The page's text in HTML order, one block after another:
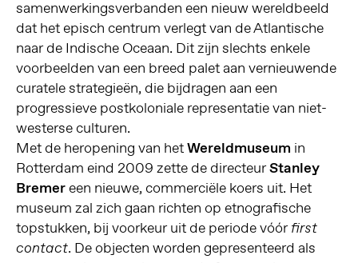
samenwerkingsverbanden een nieuw wereldbeeld
dat het episch centrum verlegt van de Atlantische
naar de Indische Oceaan. Dit zijn slechts enkele
voorbeelden van een breed palet aan vernieuwende
curatele strategieën, die bijdragen aan een
progressieve postkoloniale representatie van niet-
westerse culturen.
Met de heropening van hetWereldmuseum in
Rotterdam eind 2009 zette de directeurStanley
Bremereen nieuwe, commerciële koers uit. Het
museum zal zich gaan richten op etnografische
topstukken, bij voorkeur uit de periode vóórfirst
contact. De objecten worden gepresenteerd als